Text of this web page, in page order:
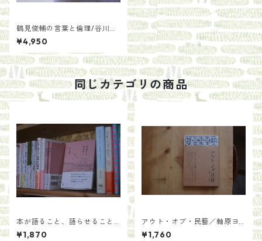
鶴見俊輔の言葉と倫理/谷川嘉
浩
¥4,950
同じカテゴリの商品
本が語ること、語らせること
／青木海青子
¥1,870
アウト・オブ・民藝／軸原ヨ
ウスケと中村裕太
¥1,760